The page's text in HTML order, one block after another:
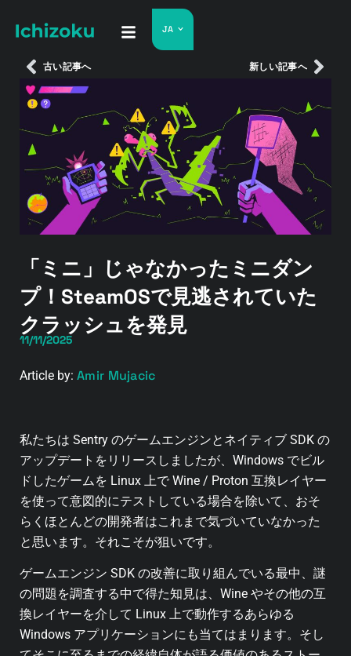
JA
古い記事へ 新しい記事へ
「ミニ」じゃなかったミニダン
プ！SteamOSで見逃されていた
クラッシュを発見
11/11/2025
Article by: Amir Mujacic
私たちは Sentry のゲームエンジンとネイティブ SDK の
アップデートをリリースしましたが、Windows でビル
ドしたゲームを Linux 上で Wine / Proton 互換レイヤー
を使って意図的にテストしている場合を除いて、おそ
らくほとんどの開発者はこれまで気づいていなかった
と思います。それこそが狙いです。
ゲームエンジン SDK の改善に取り組んでいる最中、謎
の問題を調査する中で得た知見は、Wine やその他の互
換レイヤーを介して Linux 上で動作するあらゆる
Windows アプリケーションにも当てはまります。そし